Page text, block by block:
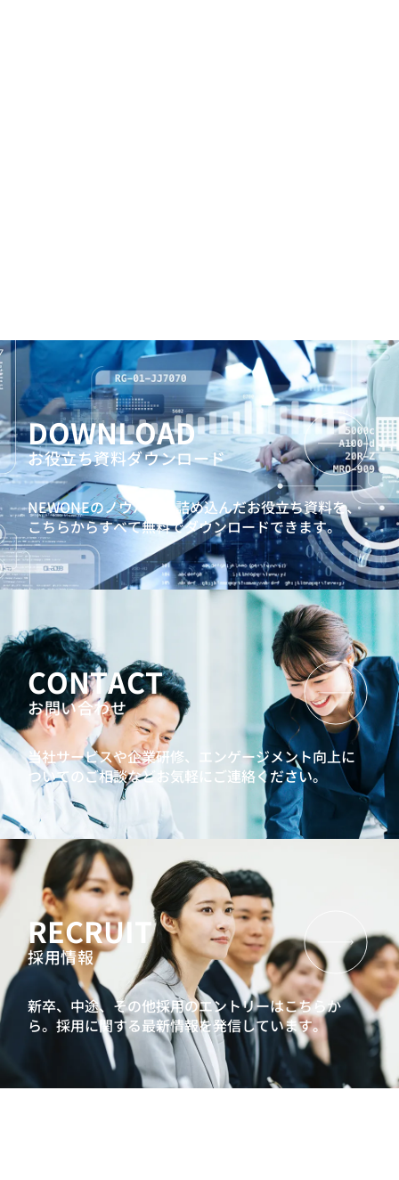
DOWNLOAD
お役立ち資料ダウンロード
NEWONEのノウハウを詰め込んだお役立ち資料を、
こちらからすべて無料でダウンロードできます。
CONTACT
お問い合わせ
当社サービスや企業研修、エンゲージメント向上に
ついてのご相談などお気軽にご連絡ください。
RECRUIT
採用情報
新卒、中途、その他採用のエントリーはこちらか
ら。採用に関する最新情報を発信しています。